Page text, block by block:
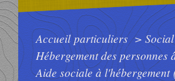
Accueil particuliers>
Hébergement des personnes
Aide sociale à l'hébergement